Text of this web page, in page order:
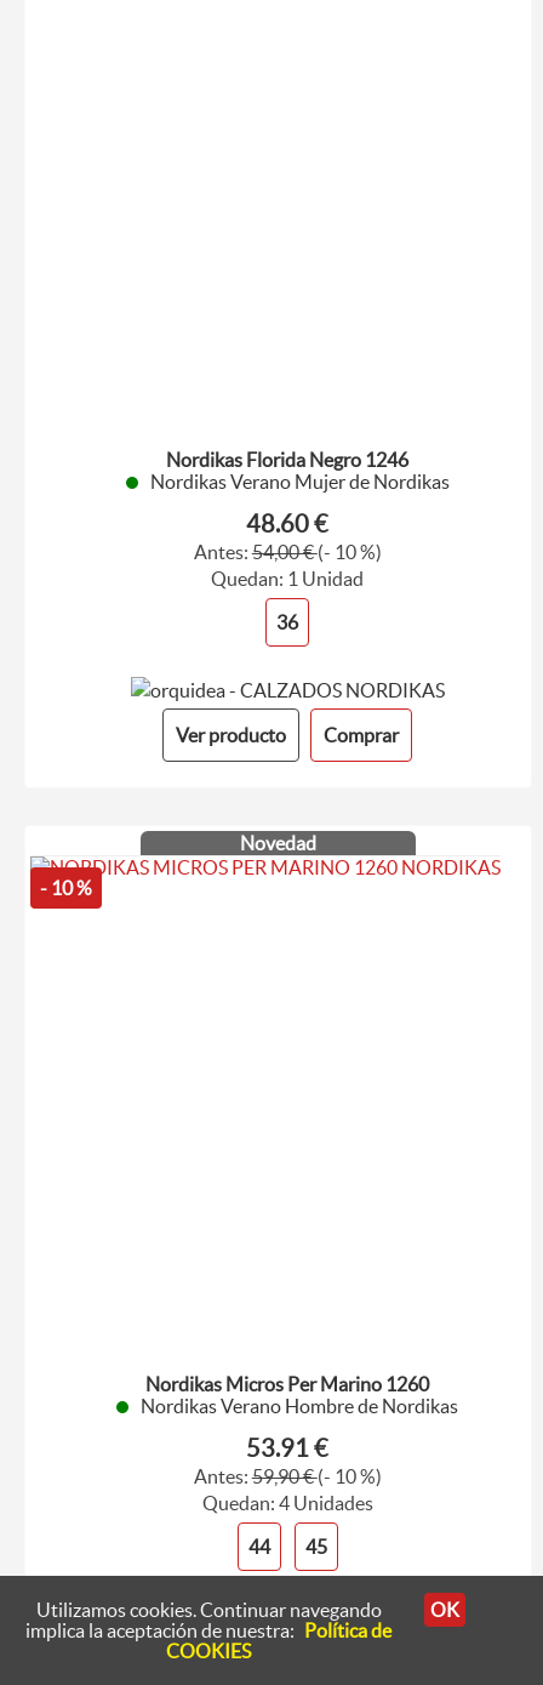
Nordikas Florida Negro 1246
Nordikas Verano Mujer de Nordikas
48.60 €
Antes:54,00 €(- 10 %)
Quedan: 1 Unidad
36
Ver producto Comprar
Novedad
- 10 %
Nordikas Micros Per Marino 1260
Nordikas Verano Hombre de Nordikas
53.91 €
Antes:59,90 €(- 10 %)
Quedan: 4 Unidades
44
45
Ver producto
Utilizamos cookies. Continuar navegando
implica la aceptación de nuestra: Política de
COOKIES
OK